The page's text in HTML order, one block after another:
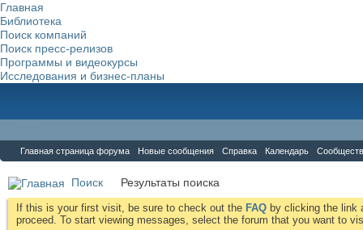
Главная
Библиотека
Поиск компаний
Поиск пресс-релизов
Программы и видеокурсы
Исследования и бизнес-планы
Главная страница форума Новые сообщения Справка Календарь
Поиск Результаты поиска
If this is your first visit, be sure to check out the FAQ by clicking the link
proceed. To start viewing messages, select the forum that you want to